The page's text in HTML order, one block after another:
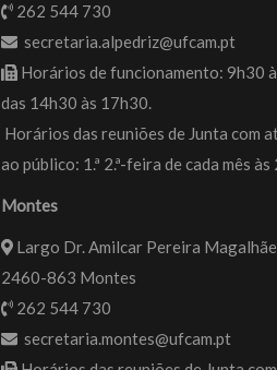
262 544 730
secretaria.alpedriz@ufcam.pt
Horários de funcionamento: 9h30
das 14h30 às 17h30.
Horários das reuniões de Junta com
ao público: 1.ª 2.ª-feira de cada mês
Montes
Largo Dr. Amilcar Pereira
2460-863 Montes
262 544 730
secretaria.montes@ufcam.pt